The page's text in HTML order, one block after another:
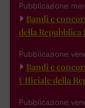
Pubblicazione:
Bandi e
della Repubblica
Pubblicazione:
Bandi e
Ufficiale della
Pubblicazione: